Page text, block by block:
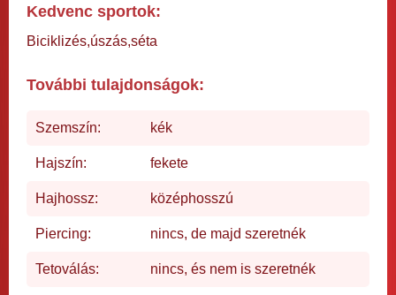
Kedvenc sportok:
Biciklizés,úszás,séta
További tulajdonságok:
Szemszín: kék
Hajszín: fekete
Hajhossz: középhosszú
Piercing: nincs, de majd szeretnék
Tetoválás: nincs, és nem is szeretnék